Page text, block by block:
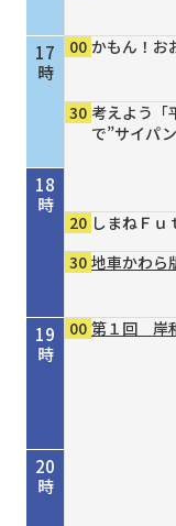
17
時
18
時
19
時
20
時
00 かもん！お
30 考えよう
で”サイパ
20 しまねＦｕ
30 地車かわら
00 第１回 岸